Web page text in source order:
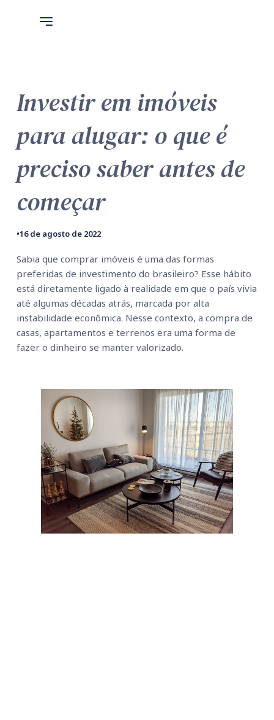
Investir em imóveis
para alugar: o que é
preciso saber antes de
começar
•16 de agosto de 2022
Sabia que comprar imóveis é uma das formas
preferidas de investimento do brasileiro? Esse hábito
está diretamente ligado à realidade em que o país vivia
até algumas décadas atrás, marcada por alta
instabilidade econômica. Nesse contexto, a compra de
casas, apartamentos e terrenos era uma forma de
fazer o dinheiro se manter valorizado.